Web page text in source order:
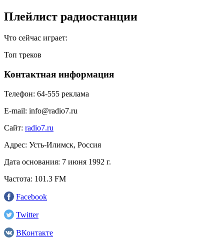
Плейлист радиостанции
Что сейчас играет:
Топ треков
Контактная информация
Телефон: 64-555 реклама
E-mail: info@radio7.ru
Сайт: radio7.ru
Адрес: Усть-Илимск, Россия
Дата основания: 7 июня 1992 г.
Частота: 101.3 FM
Facebook
Twitter
ВКонтакте